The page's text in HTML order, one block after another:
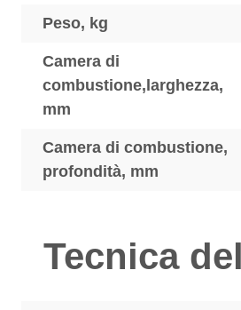
Peso, kg
Camera di
combustione,larghezza,
mm
Camera di combustione,
profondità, mm
Tecnica